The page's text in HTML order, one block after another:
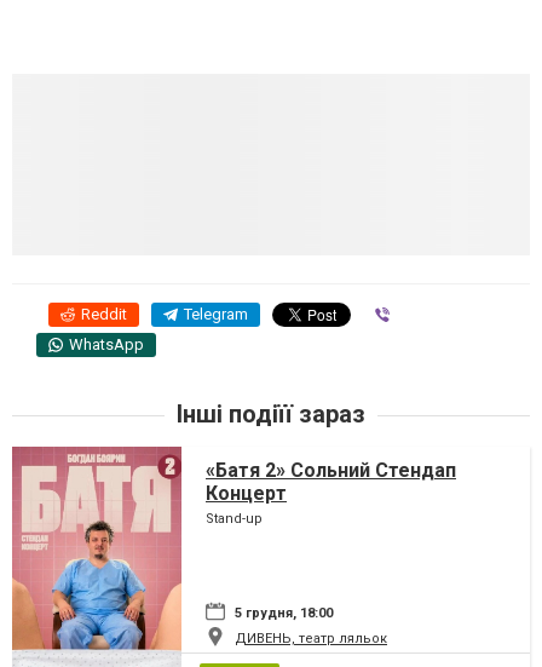
Reddit Telegram
WhatsApp
Інші подіїї зараз
«Батя 2» Сольний Стендап
Концерт
Stand-up
5 грудня, 18:00
ДИВЕНЬ, театр ляльок